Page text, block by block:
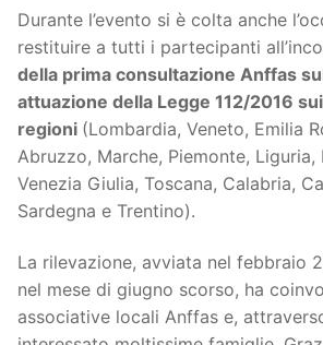
Durante l’evento si è colta anche
restituire a tutti i partecipanti
della prima consultazione Anffas
attuazione della Legge 112/2016
regioni (Lombardia, Veneto, Emilia
Abruzzo, Marche, Piemonte, Liguria,
Venezia Giulia, Toscana, Calabria,
Sardegna e Trentino).
La rilevazione, avviata nel febbraio
nel mese di giugno scorso, ha
associative locali Anffas e,